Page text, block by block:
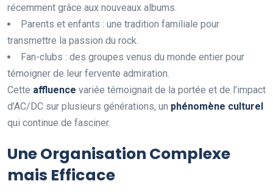
récemment grâce aux nouveaux albums.
Parents et enfants : une tradition familiale pour
transmettre la passion du rock.
Fan-clubs : des groupes venus du monde entier pour
témoigner de leur fervente admiration.
Cette afuence variée témoignait de la portée et de l’impact
d’AC/DC sur plusieurs générations, un phénomène culturel
qui continue de fasciner.
Une Organisation Complexe
mais Efficace